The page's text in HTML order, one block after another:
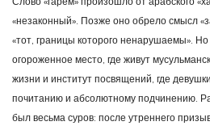
«незаконный». Позже оно обрело смысл
«тот, границы которого ненарушаемы».
огороженное место, где живут
жизни и институт посвящений, где
почитанию и абсолютному подчинению.
был весьма суров: после утреннего